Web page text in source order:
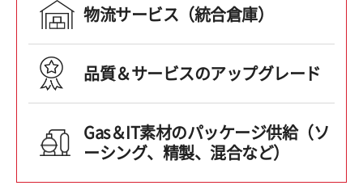
物流サービス（統合倉庫）
品質＆サービスのアップグレード
Gas＆IT素材のパッケージ供給（ソ
ーシング、精製、混合など）